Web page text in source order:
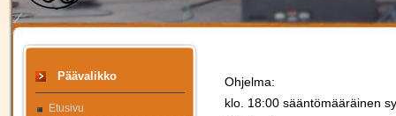
Päävalikko
Etusivu
Ohjelma:
klo. 18:00 sääntömääräinen